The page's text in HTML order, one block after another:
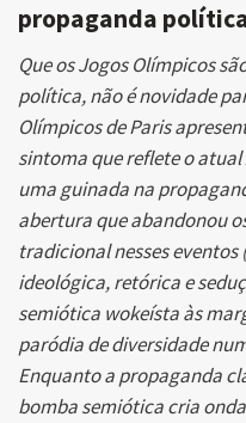
propaganda
Que os Jogos Olímpicos
política, não é novidade
Olímpicos de Paris
sintoma que reflete o
uma guinada na
abertura que abandonou
tradicional nesses
ideológica, retórica e
semiótica wokeísta às
paródia de diversidade
Enquanto a propaganda
bomba semiótica cria